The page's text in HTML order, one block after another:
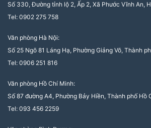
Số 330, Đường tỉnh lộ 2, Ấp 2, Xã Phước Vĩnh An,
Tel: 0902 275 758
Văn phòng Hà Nội:
Số 25 Ngõ 81 Láng Hạ, Phường Giảng Võ, Thành
Tel: 0906 251 816
Văn phòng Hồ Chí Minh:
Số 87 đường A4, Phường Bảy Hiền, Thành phố Hồ
Tel: 093 456 2259